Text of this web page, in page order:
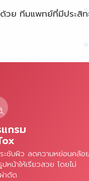
ด้วย ทีมแพทย์ที่มีปร
กรม
ะชับผิว ลดความหย่อนคล้อ
หน้าให้เรียวสวย โดยไม่
าตัด